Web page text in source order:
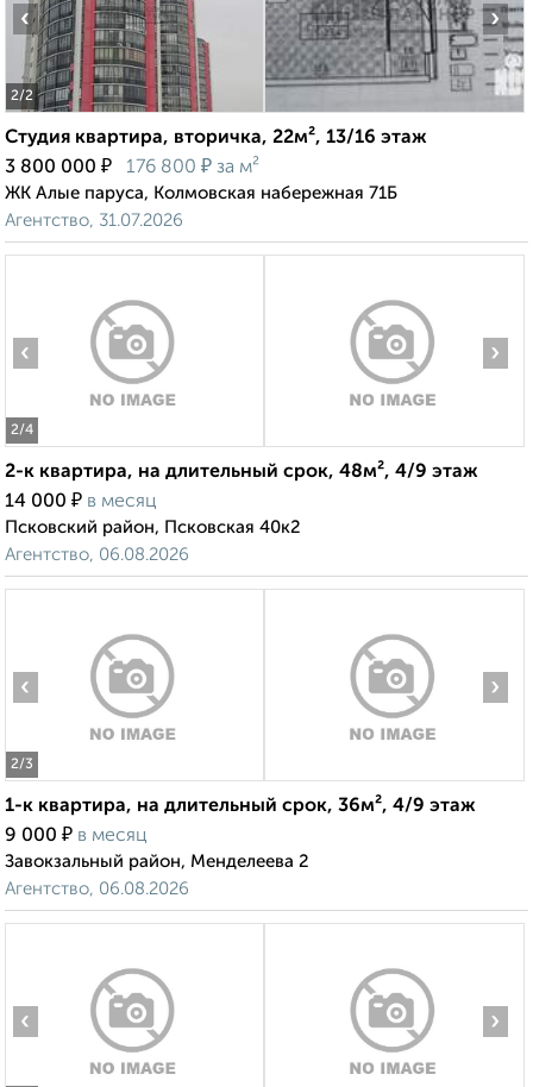
2/2
‹ ›
Студия квартира, вторичка, 22м², 13/16 этаж
3 800 000 ₽ 176 800 ₽ за м²
ЖК Алые паруса, Колмовская набережная 71Б
Агентство, 31.07.2026
2/4
‹ ›
2-к квартира, на длительный срок, 48м², 4/9 этаж
14 000 ₽ в месяц
Псковский район, Псковская 40к2
Агентство, 06.08.2026
2/3
‹ ›
1-к квартира, на длительный срок, 36м², 4/9 этаж
9 000 ₽ в месяц
Завокзальный район, Менделеева 2
Агентство, 06.08.2026
‹ ›